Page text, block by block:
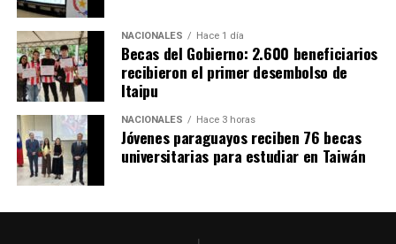
NACIONALES Hace 1 día
Becas del Gobierno: 2.600 beneficiarios
recibieron el primer desembolso de
Itaipu
NACIONALES Hace 3 horas
Jóvenes paraguayos reciben 76 becas
universitarias para estudiar en Taiwán